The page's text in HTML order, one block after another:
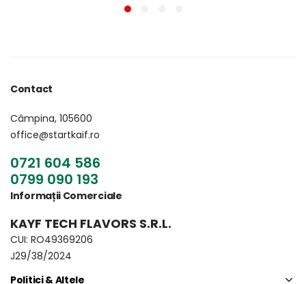
Contact
Câmpina, 105600
office@startkaif.ro
0721 604 586
0799 090 193
Informații Comerciale
KAYF TECH FLAVORS S.R.L.
CUI: RO49369206
J29/38/2024
Politici & Altele